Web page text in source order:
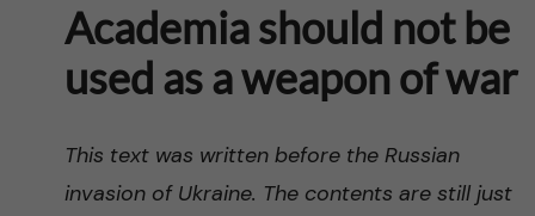
Academia should not be
used as a weapon of war
This text was written before the Russian
invasion of Ukraine. The contents are still just